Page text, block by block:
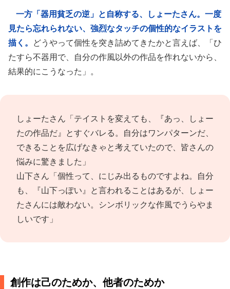
一方「器用貧乏の逆」と自称する、しょーたさん。一度
見たら忘れられない、強烈なタッチの個性的なイラストを
描く。 どうやって個性を突き詰めてきたかと言えば、「ひ
たすら不器用で、自分の作風以外の作品を作れないから、
結果的にこうなった」。
しょーたさん「テイストを変えても、『あっ、しょー
たの作品だ』とすぐバレる。自分はワンパターンだ、
できることを広げなきゃと考えていたので、皆さんの
悩みに驚きました」
山下さん「個性って、にじみ出るものですよね。自分
も、『山下っぽい』と言われることはあるが、しょー
たさんには敵わない。シンボリックな作風でうらやま
しいです」
創作は己のためか、他者のためか